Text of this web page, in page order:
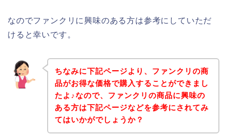
なのでファンクリに興味のある方は参考にしていただ
けると幸いです。
ちなみに下記ページより、ファンクリの商
品がお得な価格で購入することができまし
たよ♪なので、ファンクリの商品に興味の
ある方は下記ページなどを参考にされてみ
てはいかがでしょうか？